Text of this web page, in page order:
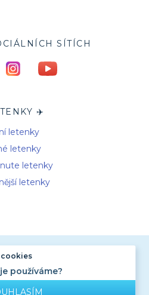
SÍTÍCH
✈️
letenky
letenky
letenky
letenky
© All rights reserved
PODMÍNKY
ÚDAJŮ
cookies
používáme?